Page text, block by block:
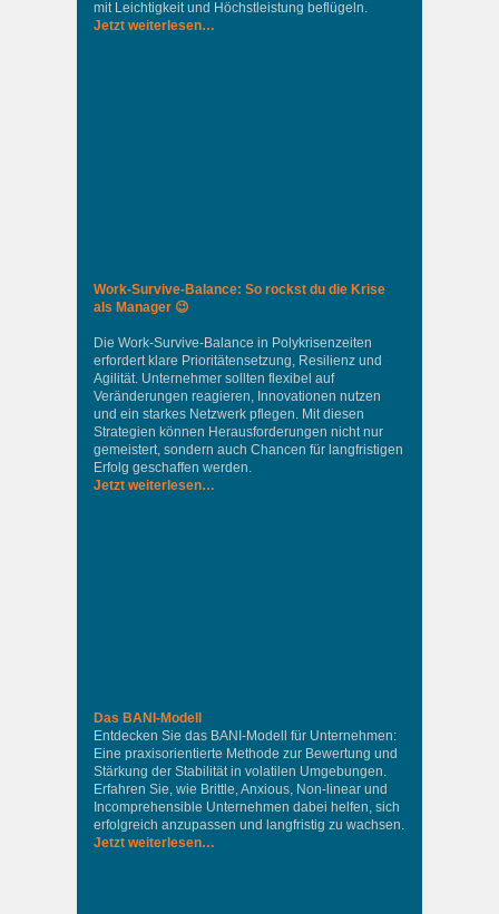
mit Leichtigkeit und Höchstleistung beflügeln.
Jetzt weiterlesen…
Work-Survive-Balance: So rockst du die Krise
als Manager 😉
Die Work-Survive-Balance in Polykrisenzeiten
erfordert klare Prioritätensetzung, Resilienz und
Agilität. Unternehmer sollten flexibel auf
Veränderungen reagieren, Innovationen nutzen
und ein starkes Netzwerk pflegen. Mit diesen
Strategien können Herausforderungen nicht nur
gemeistert, sondern auch Chancen für langfristigen
Erfolg geschaffen werden.
Jetzt weiterlesen…
Das BANI-Modell
Entdecken Sie das BANI-Modell für Unternehmen:
Eine praxisorientierte Methode zur Bewertung und
Stärkung der Stabilität in volatilen Umgebungen.
Erfahren Sie, wie Brittle, Anxious, Non-linear und
Incomprehensible Unternehmen dabei helfen, sich
erfolgreich anzupassen und langfristig zu wachsen.
Jetzt weiterlesen…